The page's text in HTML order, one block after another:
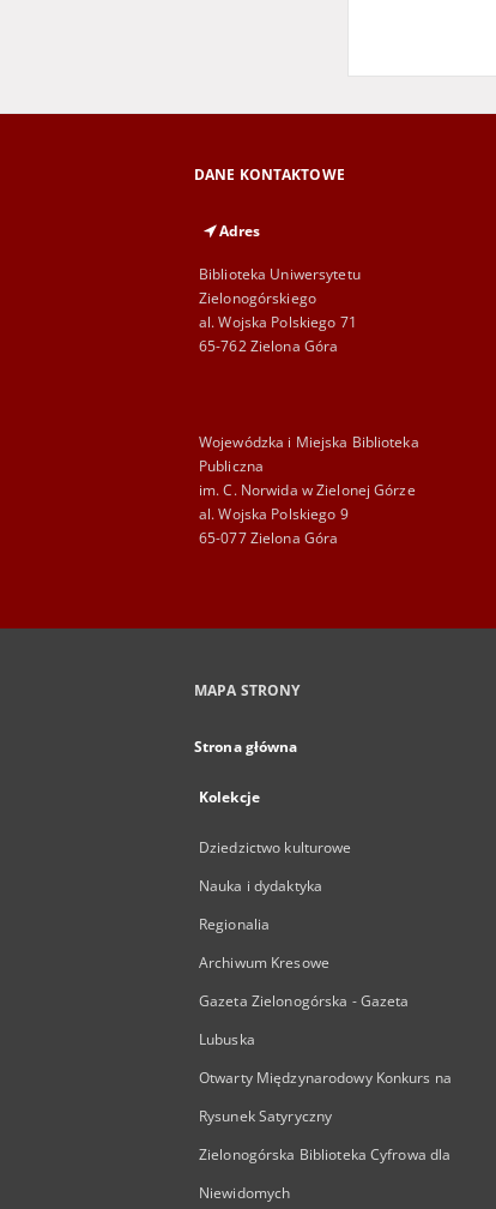
DANE KONTAKTOWE
Adres
Biblioteka Uniwersytetu
Zielonogórskiego
al. Wojska Polskiego 71
65-762 Zielona Góra
Wojewódzka i Miejska Biblioteka
Publiczna
im. C. Norwida w Zielonej Górze
al. Wojska Polskiego 9
65-077 Zielona Góra
MAPA STRONY
Strona główna
Kolekcje
Dziedzictwo kulturowe
Nauka i dydaktyka
Regionalia
Archiwum Kresowe
Gazeta Zielonogórska - Gazeta
Lubuska
Otwarty Międzynarodowy Konkurs na
Rysunek Satyryczny
Zielonogórska Biblioteka Cyfrowa dla
Niewidomych